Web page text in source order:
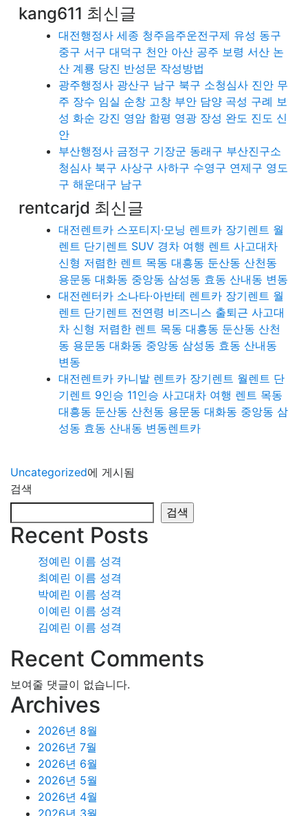
kang611 최신글
대전행정사 세종 청주음주운전구제 유성 동구
중구 서구 대덕구 천안 아산 공주 보령 서산 논
산 계룡 당진 반성문 작성방법
광주행정사 광산구 남구 북구 소청심사 진안 무
주 장수 임실 순창 고창 부안 담양 곡성 구례 보
성 화순 강진 영암 함평 영광 장성 완도 진도 신
안
부산행정사 금정구 기장군 동래구 부산진구소
청심사 북구 사상구 사하구 수영구 연제구 영도
구 해운대구 남구
rentcarjd 최신글
대전렌트카 스포티지·모닝 렌트카 장기렌트 월
렌트 단기렌트 SUV 경차 여행 렌트 사고대차
신형 저렴한 렌트 목동 대흥동 둔산동 산천동
용문동 대화동 중앙동 삼성동 효동 산내동 변동
대전렌터카 소나타·아반테 렌트카 장기렌트 월
렌트 단기렌트 전연령 비즈니스 출퇴근 사고대
차 신형 저렴한 렌트 목동 대흥동 둔산동 산천
동 용문동 대화동 중앙동 삼성동 효동 산내동
변동
대전렌트카 카니발 렌트카 장기렌트 월렌트 단
기렌트 9인승 11인승 사고대차 여행 렌트 목동
대흥동 둔산동 산천동 용문동 대화동 중앙동 삼
성동 효동 산내동 변동렌트카
Uncategorized에 게시됨
검색
검색
Recent Posts
정예린 이름 성격
최예린 이름 성격
박예린 이름 성격
이예린 이름 성격
김예린 이름 성격
Recent Comments
보여줄 댓글이 없습니다.
Archives
2026년 8월
2026년 7월
2026년 6월
2026년 5월
2026년 4월